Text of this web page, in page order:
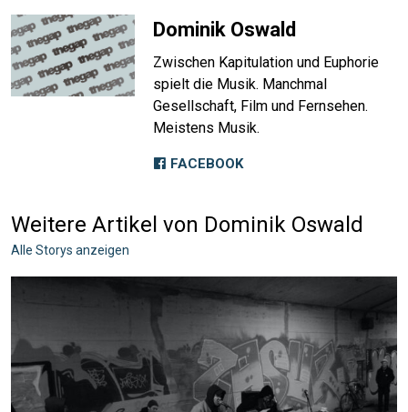
Dominik Oswald
Zwischen Kapitulation und Euphorie
spielt die Musik. Manchmal
Gesellschaft, Film und Fernsehen.
Meistens Musik.
FACEBOOK
Weitere Artikel von Dominik Oswald
Alle Storys anzeigen